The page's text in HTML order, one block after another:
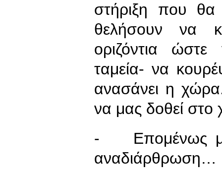
στήριξη που
θελήσουν να
οριζόντια
ταμεία- να
ανασάνει η
να μας δοθεί στο
- Επομένως
αναδιάρθρωση…